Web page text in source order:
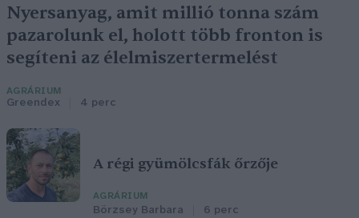
Nyersanyag, amit millió tonna szám
pazarolunk el, holott több fronton is
segíteni az élelmiszertermelést
AGRÁRIUM
Greendex 4 perc
A régi gyümölcsfák őrzője
AGRÁRIUM
Börzsey Barbara 6 perc